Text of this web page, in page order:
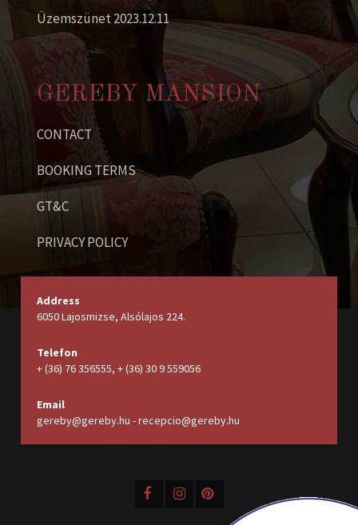
Üzemszünet 2023.12.11
GEREBY MANSION
CONTACT
BOOKING TERMS
GT&C
PRIVACY POLICY
Address
6050 Lajosmizse, Alsólajos 224.
Telefon
+ (36) 76 356555, + (36) 30 9 559056
Email
gereby@gereby.hu - recepcio@gereby.hu